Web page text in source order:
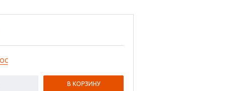
В КОРЗИНУ